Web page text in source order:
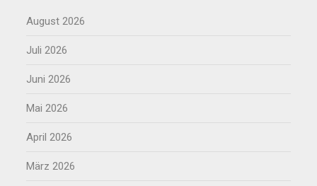
August 2026
Juli 2026
Juni 2026
Mai 2026
April 2026
März 2026